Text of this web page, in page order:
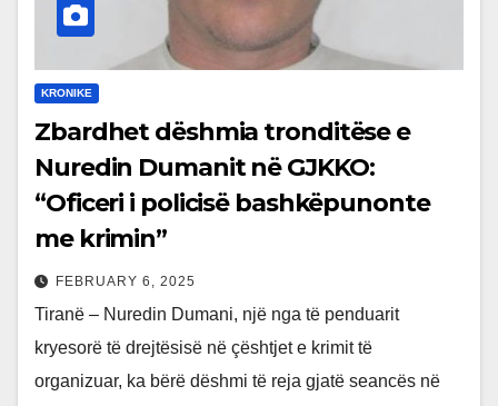
KRONIKE
Zbardhet dëshmia tronditëse e
Nuredin Dumanit në GJKKO:
“Oficeri i policisë bashkëpunonte
me krimin”
FEBRUARY 6, 2025
Tiranë – Nuredin Dumani, një nga të penduarit
kryesorë të drejtësisë në çështjet e krimit të
organizuar, ka bërë dëshmi të reja gjatë seancës në